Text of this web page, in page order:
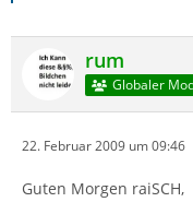
rum
Globaler
22. Februar 2009 um 09:46
Guten Morgen raiSCH,